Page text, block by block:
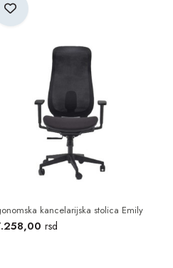
Obezbeđena je brza dostava
kancelarijska stolica Emily
rsd